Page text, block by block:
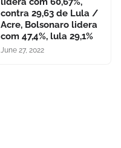
contra 29,63 de Lula /
Acre, Bolsonaro lidera
com 47,4%, lula 29,1%
June 27, 2022